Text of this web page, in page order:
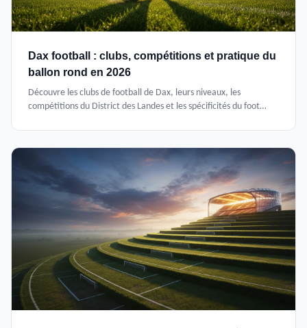
Dax football : clubs, compétitions et pratique du
ballon rond en 2026
Découvre les clubs de football de Dax, leurs niveaux, les
compétitions du District des Landes et les spécificités du foot